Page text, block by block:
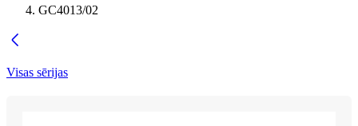
GC4013/02
Visas sērijas